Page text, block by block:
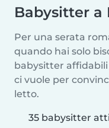
Babysitter a
Per una serata
quando hai solo
babysitter
ci vuole per
letto.
35 babysitter